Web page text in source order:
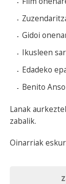
Gidoi
Ikusleen
Edadeko
Benito
Lanak
zabalik.
Oinarriak